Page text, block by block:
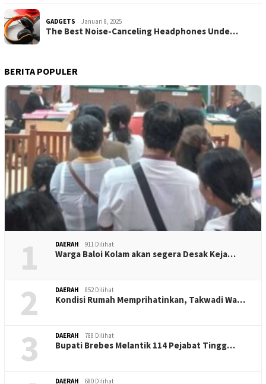
GADGETS Januari 8, 2025
The Best Noise-Canceling Headphones Unde…
BERITA POPULER
1 DAERAH 911 Dilihat
Warga Baloi Kolam akan segera Desak Keja…
2 DAERAH 852 Dilihat
Kondisi Rumah Memprihatinkan, Takwadi Wa…
3 DAERAH 788 Dilihat
Bupati Brebes Melantik 114 Pejabat Tingg…
DAERAH 680 Dilihat